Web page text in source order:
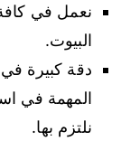
نعمل في كافة
البيوت.
دقة كبيرة
المهمة في
نلتزم بها.